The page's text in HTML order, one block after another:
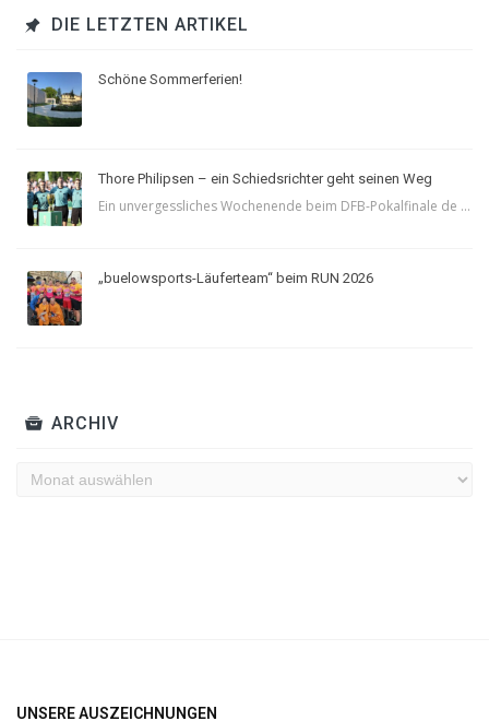
DIE LETZTEN ARTIKEL
Schöne Sommerferien!
Thore Philipsen – ein Schiedsrichter geht seinen Weg
Ein unvergessliches Wochenende beim DFB-Pokalfinale de ...
„buelowsports-Läuferteam“ beim RUN 2026
ARCHIV
Archiv
UNSERE AUSZEICHNUNGEN